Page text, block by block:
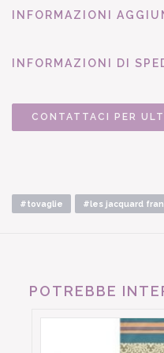
INFORMAZIONI
INFORMAZIONI DI
CONTATTACI PER
#tovaglie #les jacquard
POTREBBE